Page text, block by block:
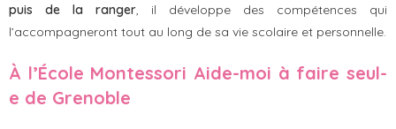
puis de la ranger, il développe des compétences qui
l’accompagneront tout au long de sa vie scolaire et personnelle.
À l’École Montessori Aide-moi à faire seul-
e de Grenoble